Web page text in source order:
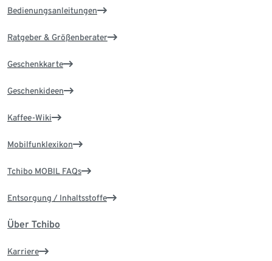
Bedienungsanleitungen
Ratgeber & Größenberater
Geschenkkarte
Geschenkideen
Kaffee-Wiki
Mobilfunklexikon
Tchibo MOBIL FAQs
Entsorgung / Inhaltsstoffe
Über Tchibo
Karriere